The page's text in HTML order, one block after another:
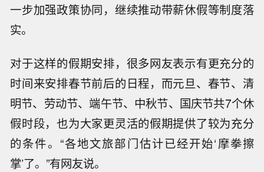
一步加强政策协同，继续推动带薪休假等制度落
实。
对于这样的假期安排，很多网友表示有更充分的
时间来安排春节前后的日程，而元旦、春节、清
明节、劳动节、端午节、中秋节、国庆节共7个休
假时段，也为大家更灵活的假期提供了较为充分
的条件。“各地文旅部门估计已经开始‘摩拳擦
掌’了。”有网友说。